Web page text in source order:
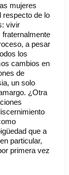
mujeres
respecto de lo
vivir
fraternalmente
a pesar
los
cambios en
de
un solo
¿Otra
que a
particular,
primera vez